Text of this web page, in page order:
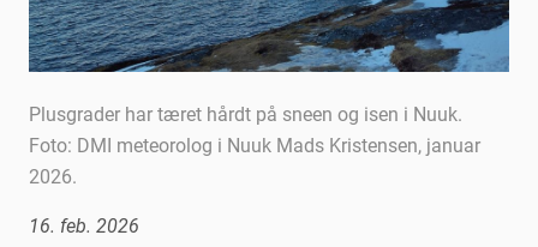
Plusgrader har tæret hårdt på sneen og isen i Nuuk.
Foto: DMI meteorolog i Nuuk Mads Kristensen, januar
2026.
16. feb. 2026